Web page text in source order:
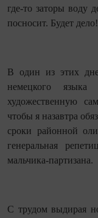
где‑то заторы воду
посносит. Будет
В один из этих
немецкого
художественную
чтобы я назавтра
сроки районной
генеральная
мальчика‑партизана.
С трудом выдирая